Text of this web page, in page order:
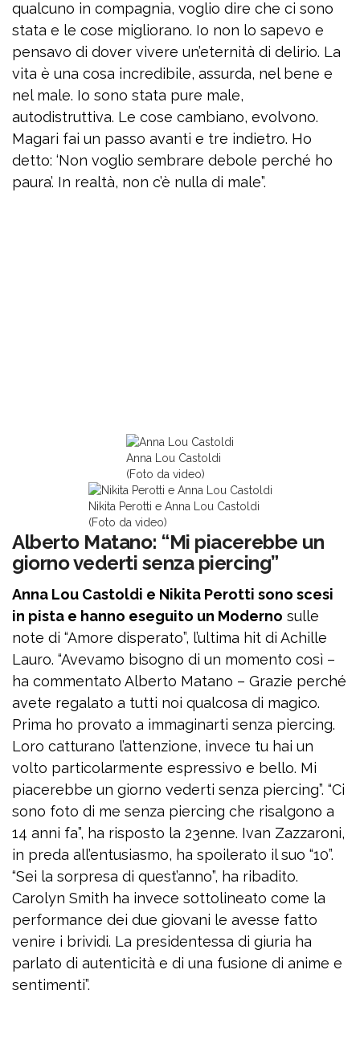
qualcuno in compagnia, voglio dire che ci sono
stata e le cose migliorano. Io non lo sapevo e
pensavo di dover vivere un’eternità di delirio. La
vita è una cosa incredibile, assurda, nel bene e
nel male. Io sono stata pure male,
autodistruttiva. Le cose cambiano, evolvono.
Magari fai un passo avanti e tre indietro. Ho
detto: ‘Non voglio sembrare debole perché ho
paura’. In realtà, non c’è nulla di male”.
Anna Lou Castoldi
(Foto da video)
Nikita Perotti e Anna Lou Castoldi
(Foto da video)
Alberto Matano: “Mi piacerebbe un
giorno vederti senza piercing”
Anna Lou Castoldi e Nikita Perotti sono scesi
in pista e hanno eseguito un Moderno sulle
note di “Amore disperato”, l’ultima hit di Achille
Lauro. “Avevamo bisogno di un momento così –
ha commentato Alberto Matano – Grazie perché
avete regalato a tutti noi qualcosa di magico.
Prima ho provato a immaginarti senza piercing.
Loro catturano l’attenzione, invece tu hai un
volto particolarmente espressivo e bello. Mi
piacerebbe un giorno vederti senza piercing”. “Ci
sono foto di me senza piercing che risalgono a
14 anni fa”, ha risposto la 23enne. Ivan Zazzaroni,
in preda all’entusiasmo, ha spoilerato il suo “10”.
“Sei la sorpresa di quest’anno”, ha ribadito.
Carolyn Smith ha invece sottolineato come la
performance dei due giovani le avesse fatto
venire i brividi. La presidentessa di giuria ha
parlato di autenticità e di una fusione di anime e
sentimenti”.